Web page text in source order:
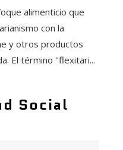
alimenticio que
con la
y otros productos
El término "flexitari...
Social